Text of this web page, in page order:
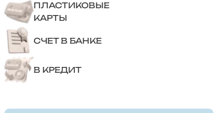
ПЛАСТИКОВЫЕ
КАРТЫ
СЧЕТ В БАНКЕ
В КРЕДИТ